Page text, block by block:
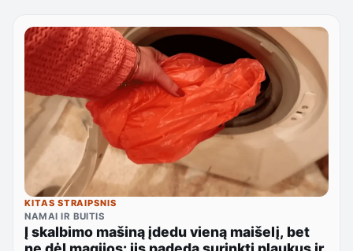
KITAS STRAIPSNIS
NAMAI IR BUITIS
Į skalbimo mašiną įdedu vieną maišelį, bet